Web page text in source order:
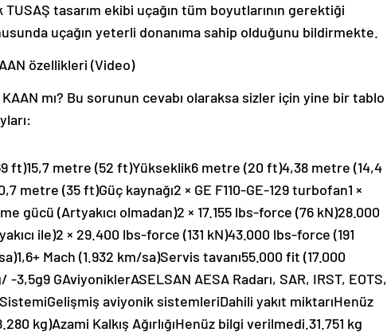
tasarım ekibi uçağın tüm boyutlarının gerektiği
uçağın yeterli donanıma sahip olduğunu bildirmekte.
özellikleri (Video)
mı? Bu sorunun cevabı olaraksa sizler için yine bir tablo
ft)15,7 metre (52 ft)Yükseklik6 metre (20 ft)4,38 metre (14,4
metre (35 ft)Güç kaynağı2 × GE F110-GE-129 turbofan1 ×
gücü (Artyakıcı olmadan)2 × 17.155 lbs-force (76 kN)28.000
ile)2 × 29.400 lbs-force (131 kN)43.000 lbs-force (191
Mach (1.932 km/sa)Servis tavanı55.000 fit (17.000
3,5g9 GAviyoniklerASELSAN AESA Radarı, SAR, IRST, EOTS,
aviyonik sistemleriDahili yakıt miktarıHenüz
kg)Azami Kalkış AğırlığıHenüz bilgi verilmedi.31.751 kg